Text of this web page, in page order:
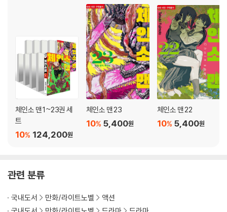
체인소 맨 1~23권 세
트
124,200원
10%
체인소 맨 23
5,400원
10%
체인소 맨 22
5,400원
10%
관련 분류
국내도서 만화/라이트노벨
액션